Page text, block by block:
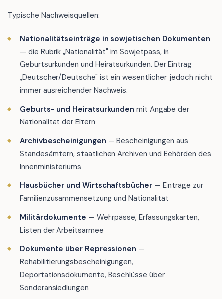
Typische Nachweisquellen:
Nationalitätseinträge in sowjetischen Dokumenten
— die Rubrik „Nationalität" im Sowjetpass, in
Geburtsurkunden und Heiratsurkunden. Der Eintrag
„Deutscher/Deutsche" ist ein wesentlicher, jedoch nicht
immer ausreichender Nachweis.
Geburts- und Heiratsurkunden mit Angabe der
Nationalität der Eltern
Archivbescheinigungen — Bescheinigungen aus
Standesämtern, staatlichen Archiven und Behörden des
Innenministeriums
Hausbücher und Wirtschaftsbücher — Einträge zur
Familienzusammensetzung und Nationalität
Militärdokumente — Wehrpässe, Erfassungskarten,
Listen der Arbeitsarmee
Dokumente über Repressionen —
Rehabilitierungsbescheinigungen,
Deportationsdokumente, Beschlüsse über
Sonderansiedlungen